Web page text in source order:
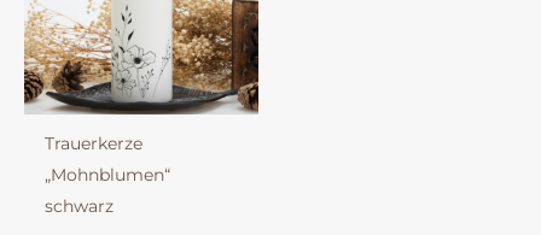
Trauerkerze
„Mohnblumen“
schwarz